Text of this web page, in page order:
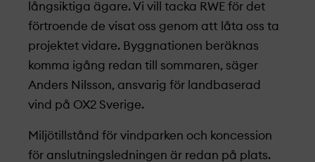
långsiktiga ägare. Vi vill tacka RWE för det
förtroende de visat oss genom att låta oss ta
projekt­et vidare. Byggnationen beräknas
komma igång redan till sommaren, säger
Anders Nilsson, ansvarig för landbaserad
vind på OX2 Sverige.
Miljötillstånd för vindparken och koncession
för anslutningsledningen är redan på plats.